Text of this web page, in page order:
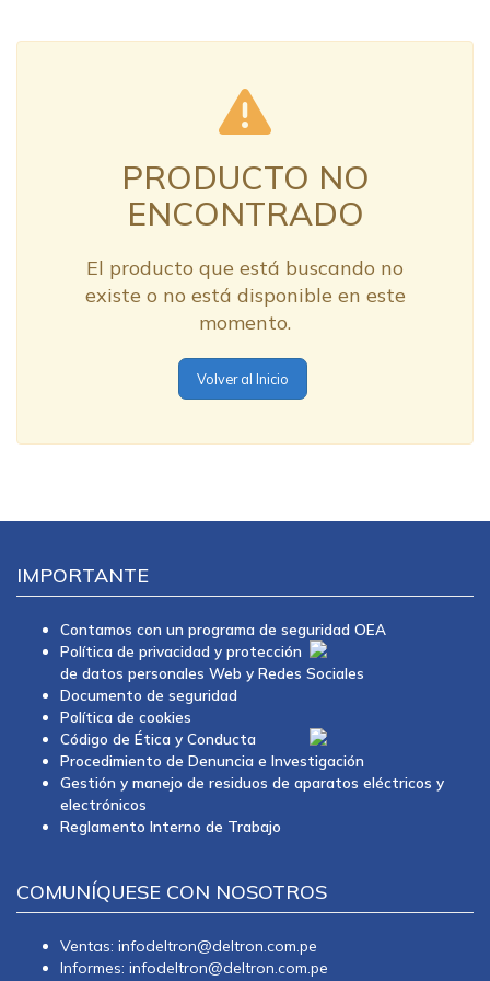
PRODUCTO NO
ENCONTRADO
El producto que está buscando no
existe o no está disponible en este
momento.
Volver al Inicio
IMPORTANTE
Contamos con un programa de seguridad OEA
Política de privacidad y protección
de datos personales Web y Redes Sociales
Documento de seguridad
Política de cookies
Código de Ética y Conducta
Procedimiento de Denuncia e Investigación
Gestión y manejo de residuos de aparatos eléctricos y
electrónicos
Reglamento Interno de Trabajo
COMUNÍQUESE CON NOSOTROS
Ventas: infodeltron@deltron.com.pe
Informes: infodeltron@deltron.com.pe